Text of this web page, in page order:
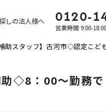
しの法人様へ 0120-
営業時間 9:00-
◇8：00～勤務で